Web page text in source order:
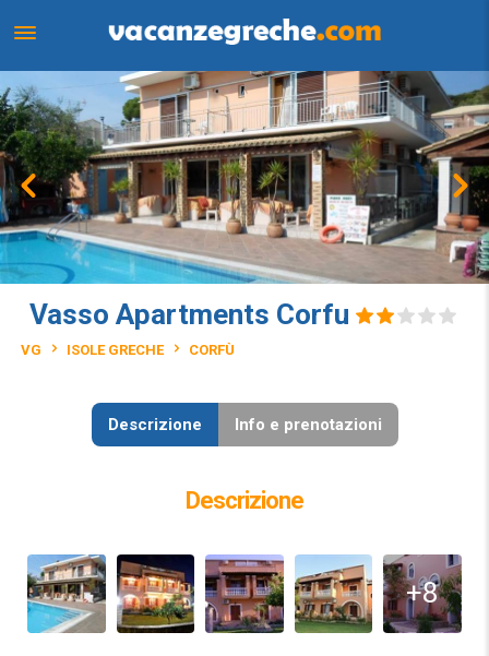
Vasso Apartments Corfu
VG ISOLE GRECHE CORFÙ
Descrizione Info e prenotazioni
Descrizione
+8